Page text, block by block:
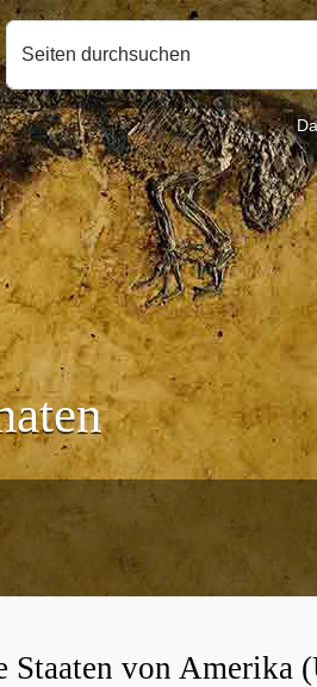
Seiten durchsuchen
Staaten von Amerika